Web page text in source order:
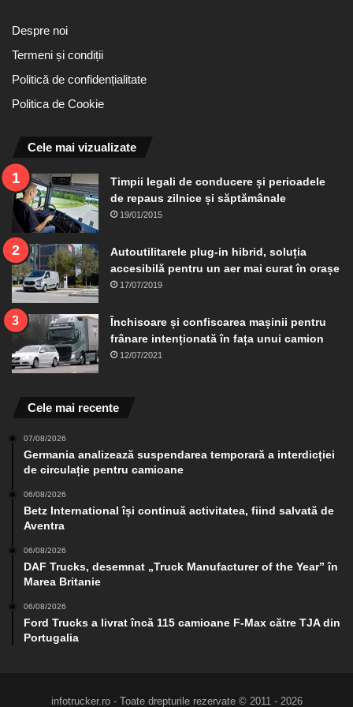
Despre noi
Termeni și condiții
Politică de confidențialitate
Politica de Cookie
Cele mai vizualizate
Timpii legali de conducere și perioadele
de repaus zilnice și săptămânale
19/01/2015
Autoutilitarele plug-in hibrid, soluția
accesibilă pentru un aer mai curat în orașe
17/07/2019
Închisoare și confiscarea mașinii pentru
frânare intenționată în fața unui camion
12/07/2021
Cele mai recente
07/08/2026
Germania analizează suspendarea temporară a interdicției
de circulație pentru camioane
06/08/2026
Betz International își continuă activitatea, fiind salvată de
Aventra
06/08/2026
DAF Trucks, desemnat „Truck Manufacturer of the Year” în
Marea Britanie
06/08/2026
Ford Trucks a livrat încă 115 camioane F-Max către TJA din
Portugalia
infotrucker.ro - Toate drepturile rezervate © 2011 - 2026